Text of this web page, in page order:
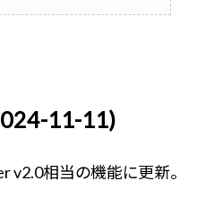
11-11)
v2.0相当の機能に更新。